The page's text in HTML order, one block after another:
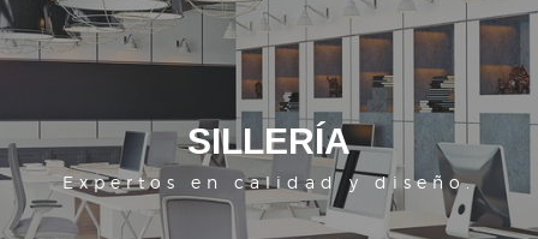
SILLERÍA
Expertos en calidad y diseño.